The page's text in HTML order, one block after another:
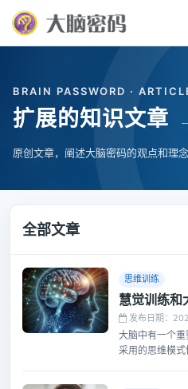
BRAIN PASSWORD ·
扩展的知识文章
原创文章，阐述大脑密码的观点和理念
全部文章
思维训练
发布日期：
大脑中有一个
采用的思维模